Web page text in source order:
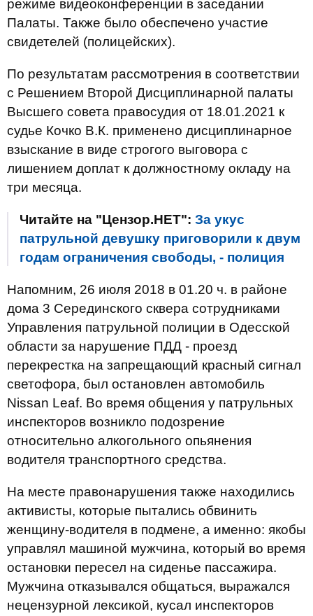
режиме видеоконференции в заседании
Палаты. Также было обеспечено участие
свидетелей (полицейских).
По результатам рассмотрения в соответствии
с Решением Второй Дисциплинарной палаты
Высшего совета правосудия от 18.01.2021 к
судье Кочко В.К. применено дисциплинарное
взыскание в виде строгого выговора с
лишением доплат к должностному окладу на
три месяца.
Читайте на "Цензор.НЕТ": За укус
патрульной девушку приговорили к двум
годам ограничения свободы, - полиция
Напомним, 26 июля 2018 в 01.20 ч. в районе
дома 3 Серединского сквера сотрудниками
Управления патрульной полиции в Одесской
области за нарушение ПДД - проезд
перекрестка на запрещающий красный сигнал
светофора, был остановлен автомобиль
Nissan Leaf. Во время общения у патрульных
инспекторов возникло подозрение
относительно алкогольного опьянения
водителя транспортного средства.
На месте правонарушения также находились
активисты, которые пытались обвинить
женщину-водителя в подмене, а именно: якобы
управлял машиной мужчина, который во время
остановки пересел на сиденье пассажира.
Мужчина отказывался общаться, выражался
нецензурной лексикой, кусал инспекторов